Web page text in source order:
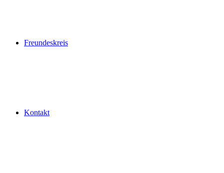
Freundeskreis
Kontakt